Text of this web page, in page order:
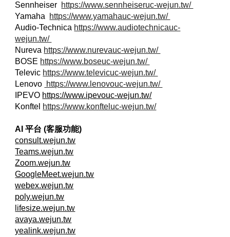
Sennheiser https://www.sennheiseruc-wejun.tw/
Yamaha https://www.yamahauc-wejun.tw/
Audio-Technica https://www.audiotechnicauc-
wejun.tw/
Nureva https://www.nurevauc-wejun.tw/
BOSE https://www.boseuc-wejun.tw/
Televic https://www.televicuc-wejun.tw/
Lenovo https://www.lenovouc-wejun.tw/
IPEVO https://www.ipevouc-wejun.tw/
Konftel https://www.konfteluc-wejun.tw/
AI 平台 (客服功能)
consult.wejun.tw
Teams.wejun.tw
Zoom.wejun.tw
GoogleMeet.wejun.tw
webex.wejun.tw
poly.wejun.tw
lifesize.wejun.tw
avaya.wejun.tw
yealink.wejun.tw